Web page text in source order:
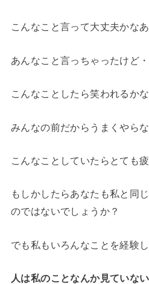
こんなこと言って大丈夫かなあ
あんなこと言っちゃったけど・
こんなことしたら笑われるかな
みんなの前だからうまくやら
こんなことしていたらとても
もしかしたらあなたも私と同
のではないでしょうか？
でも私もいろんなことを経験
人は私のことなんか見ていな